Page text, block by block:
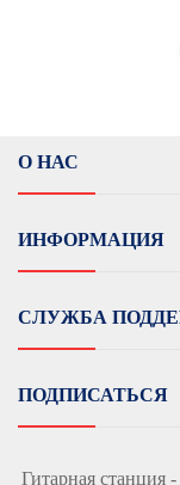
О НАС
ИНФОРМАЦИЯ
СЛУЖБА
ПОДПИСАТЬСЯ
Гитарная станция